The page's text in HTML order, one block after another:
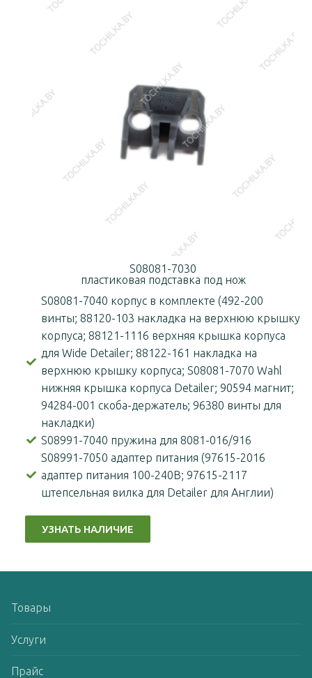
S08081-7030
пластиковая подставка под нож
S08081-7040 корпус в комплекте (492-200
винты; 88120-103 накладка на верхнюю крышку
корпуса; 88121-1116 верхняя крышка корпуса
для Wide Detailer; 88122-161 накладка на
верхнюю крышку корпуса; S08081-7070 Wahl
нижняя крышка корпуса Detailer; 90594 магнит;
94284-001 скоба-держатель; 96380 винты для
накладки)
S08991-7040 пружина для 8081-016/916
S08991-7050 адаптер питания (97615-2016
адаптер питания 100-240В; 97615-2117
штепсельная вилка для Detailer для Англии)
УЗНАТЬ НАЛИЧИЕ
Товары
Услуги
Прайс